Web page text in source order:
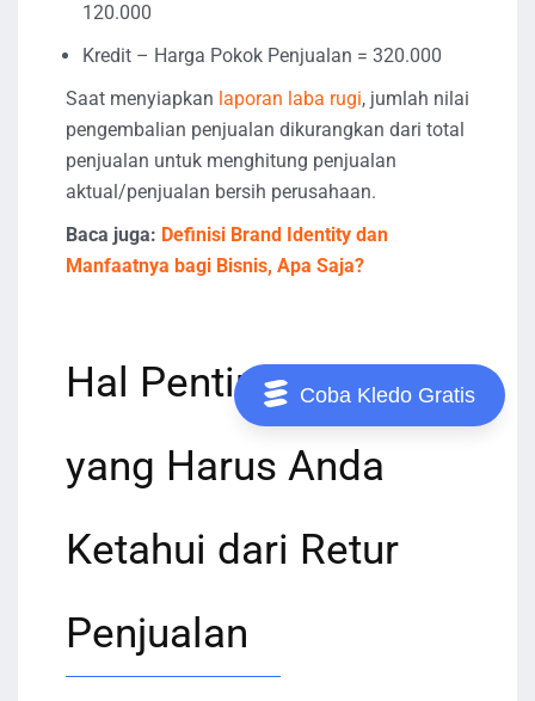
120.000
Kredit – Harga Pokok Penjualan = 320.000
Saat menyiapkan laporan laba rugi, jumlah nilai
pengembalian penjualan dikurangkan dari total
penjualan untuk menghitung penjualan
aktual/penjualan bersih perusahaan.
Baca juga: Definisi Brand Identity dan
Manfaatnya bagi Bisnis, Apa Saja?
Hal Penting Lainnya
yang Harus Anda
Ketahui dari Retur
Penjualan
Coba Kledo Gratis